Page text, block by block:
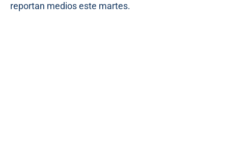
reportan medios este martes.